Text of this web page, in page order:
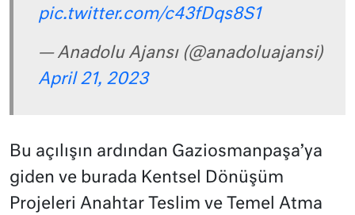
pic.twitter.com/c43fDqs8S1
— Anadolu Ajansı (@anadoluajansi)
April 21, 2023
Bu açılışın ardından Gaziosmanpaşa’ya
giden ve burada Kentsel Dönüşüm
Projeleri Anahtar Teslim ve Temel Atma